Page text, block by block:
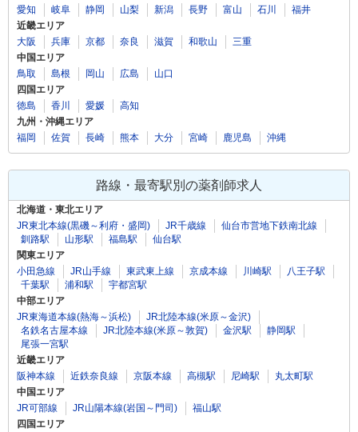
愛知
岐阜 静岡 山梨 新潟 長野 富山 石川
福井
近畿エリア
大阪
兵庫 京都 奈良 滋賀 和歌山
三重
中国エリア
鳥取
島根 岡山 広島
山口
四国エリア
徳島
香川 愛媛
高知
九州・沖縄エリア
福岡
佐賀 長崎 熊本 大分 宮崎 鹿児島 沖縄
路線・最寄駅別の薬剤師求人
北海道・東北エリア
JR東北本線(黒磯～利府・盛岡)
JR千歳線
仙台市営地下鉄南北線
釧路駅
山形駅 福島駅
仙台駅
関東エリア
小田急線
JR山手線 東武東上線 京成本線 川崎駅
八王子駅
千葉駅
浦和駅
宇都宮駅
中部エリア
JR東海道本線(熱海～浜松)
JR北陸本線(米原～金沢)
名鉄名古屋本線
JR北陸本線(米原～敦賀) 金沢駅
静岡駅
尾張一宮駅
近畿エリア
阪神本線
近鉄奈良線 京阪本線 高槻駅 尼崎駅
丸太町駅
中国エリア
JR可部線
JR山陽本線(岩国～門司)
福山駅
四国エリア